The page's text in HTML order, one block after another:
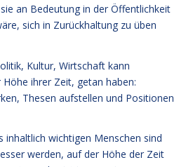
an Bedeutung in der Öffentlichkeit
sich in Zurückhaltung zu üben
Kultur, Wirtschaft kann
ihrer Zeit, getan haben:
Thesen aufstellen und Positionen
inhaltlich wichtigen Menschen sind
werden, auf der Höhe der Zeit